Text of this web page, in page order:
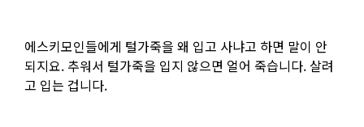
에스키모인들에게 털가죽을 왜 입고 사냐고 하면 말이 안
되지요. 추워서 털가죽을 입지 않으면 얼어 죽습니다. 살려
고 입는 겁니다.